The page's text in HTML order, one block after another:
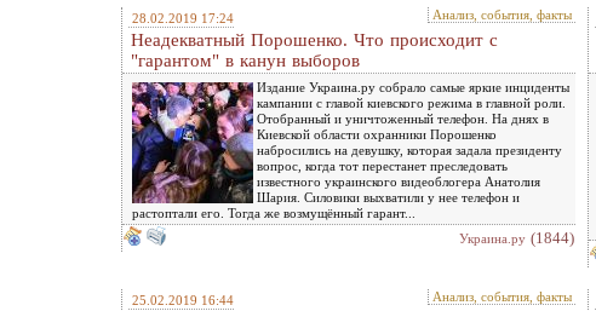
28.02.2019 17:24 Анализ, события, факты
Неадекватный Порошенко. Что происходит с
"гарантом" в канун выборов
Издание Украина.ру собрало самые яркие инциденты
кампании с главой киевского режима в главной роли.
Отобранный и уничтоженный телефон. На днях в
Киевской области охранники Порошенко
набросились на девушку, которая задала президенту
вопрос, когда тот перестанет преследовать
известного украинского видеоблогера Анатолия
Шария. Силовики выхватили у нее телефон и
растоптали его. Тогда же возмущённый гарант...
Украина.ру (1844)
25.02.2019 16:44 Анализ, события, факты